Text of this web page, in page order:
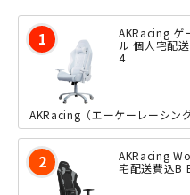
AKRacing ゲ
ル 個人宅配
4
AKRacing
宅配送費込B